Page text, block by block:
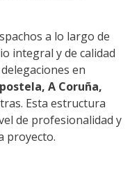
a lo largo de
integral y de calidad
en
A Coruña,
Esta estructura
de profesionalidad y
proyecto​.